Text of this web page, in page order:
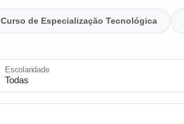
Curso de Especialização Tecnológica
Escolaridade